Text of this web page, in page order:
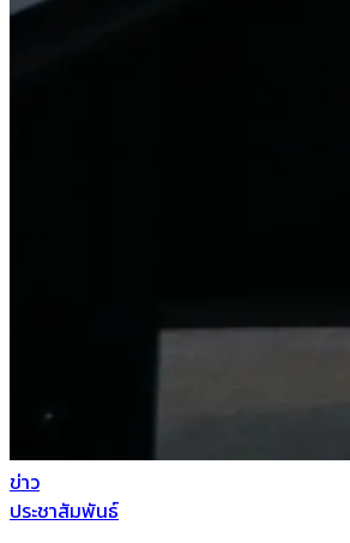
ข่าว
ประชาสัมพันธ์